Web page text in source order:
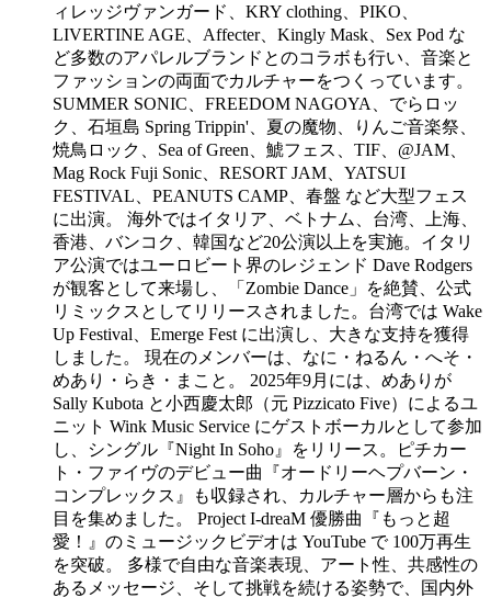
ィレッジヴァンガード、KRY clothing、PIKO、
LIVERTINE AGE、Affecter、Kingly Mask、Sex Pod な
ど多数のアパレルブランドとのコラボも行い、音楽と
ファッションの両面でカルチャーをつくっています。
SUMMER SONIC、FREEDOM NAGOYA、でらロッ
ク、石垣島 Spring Trippin'、夏の魔物、りんご音楽祭、
焼鳥ロック、Sea of Green、鯱フェス、TIF、@JAM、
Mag Rock Fuji Sonic、RESORT JAM、YATSUI
FESTIVAL、PEANUTS CAMP、春盤 など大型フェス
に出演。 海外ではイタリア、ベトナム、台湾、上海、
香港、バンコク、韓国など20公演以上を実施。イタリ
ア公演ではユーロビート界のレジェンド Dave Rodgers
が観客として来場し、「Zombie Dance」を絶賛、公式
リミックスとしてリリースされました。台湾では Wake
Up Festival、Emerge Fest に出演し、大きな支持を獲得
しました。 現在のメンバーは、なに・ねるん・へそ・
めあり・らき・まこと。 2025年9月には、めありが
Sally Kubota と小西慶太郎（元 Pizzicato Five）によるユ
ニット Wink Music Service にゲストボーカルとして参加
し、シングル『Night In Soho』をリリース。ピチカー
ト・ファイヴのデビュー曲『オードリーヘプバーン・
コンプレックス』も収録され、カルチャー層からも注
目を集めました。 Project I-dreaM 優勝曲『もっと超
愛！』のミュージックビデオは YouTube で 100万再生
を突破。 多様で自由な音楽表現、アート性、共感性の
あるメッセージ、そして挑戦を続ける姿勢で、国内外